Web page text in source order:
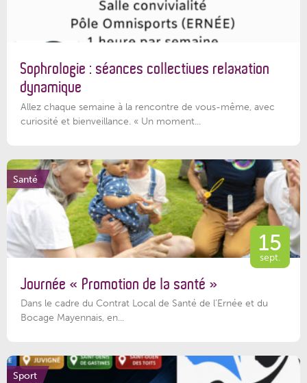
Sophrologie : séances collectives relaxation
dynamique
Allez chaque semaine à la rencontre de vous-même, avec
curiosité et bienveillance. « Un moment...
Santé
15
sept.
Journée « Promotion de la santé »
Dans le cadre du Contrat Local de Santé de l’Ernée et du
Bocage Mayennais, en...
Sport